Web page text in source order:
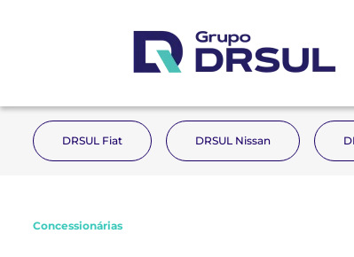
DRSUL Fiat DRSUL Nissan
Concessionárias